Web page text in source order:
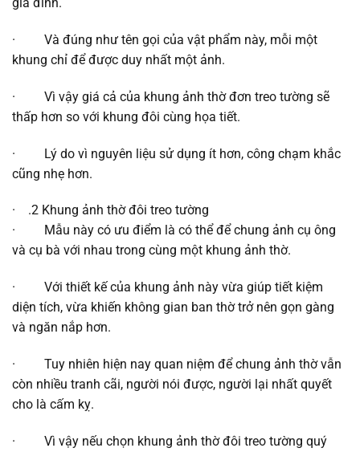
· Và đúng như tên gọi của vật phẩm này, mỗi một
khung chỉ để được duy nhất một ảnh.
· Vì vậy giá cả của khung ảnh thờ đơn treo tường sẽ
thấp hơn so với khung đôi cùng họa tiết.
· Lý do vì nguyên liệu sử dụng ít hơn, công chạm khắc
cũng nhẹ hơn.
· .2 Khung ảnh thờ đôi treo tường
· Mẫu này có ưu điểm là có thể để chung ảnh cụ ông
và cụ bà với nhau trong cùng một khung ảnh thờ.
· Với thiết kế của khung ảnh này vừa giúp tiết kiệm
diện tích, vừa khiến không gian ban thờ trở nên gọn gàng
và ngăn nắp hơn.
· Tuy nhiên hiện nay quan niệm để chung ảnh thờ vẫn
còn nhiều tranh cãi, người nói được, người lại nhất quyết
cho là cấm kỵ.
· Vì vậy nếu chọn khung ảnh thờ đôi treo tường quý